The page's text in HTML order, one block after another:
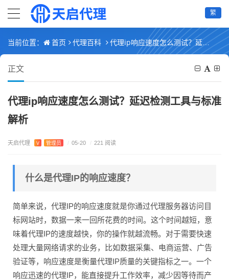
繁
当前位置： 首页 代理百科 代理ip响应速度怎么测试？延迟检测工具与标准解析
正文
代理ip响应速度怎么测试？延迟检测工具与标准
解析
天启代理 V 管理员 / 05-20 / 221 阅读
什么是代理IP的响应速度？
简单来说，代理IP的响应速度就是你通过代理服务器访问目
标网站时，数据一来一回所花费的时间。这个时间越短，意
味着代理IP的速度越快，你的操作就越流畅。对于需要快速
处理大量网络请求的业务，比如数据采集、电商运营、广告
验证等，响应速度是衡量代理IP质量的关键指标之一。一个
响应迅速的代理IP，能直接提升工作效率，减少因等待而产